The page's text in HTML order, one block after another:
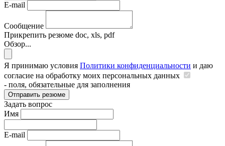
E-mail
Сообщение
Прикрепить резюме doc, xls, pdf
Обзор...
Я принимаю условия Политики конфиденциальности и даю
согласие на обработку моих персональных данных
- поля, обязательные для заполнения
Отправить резюме
Задать вопрос
Имя
E-mail